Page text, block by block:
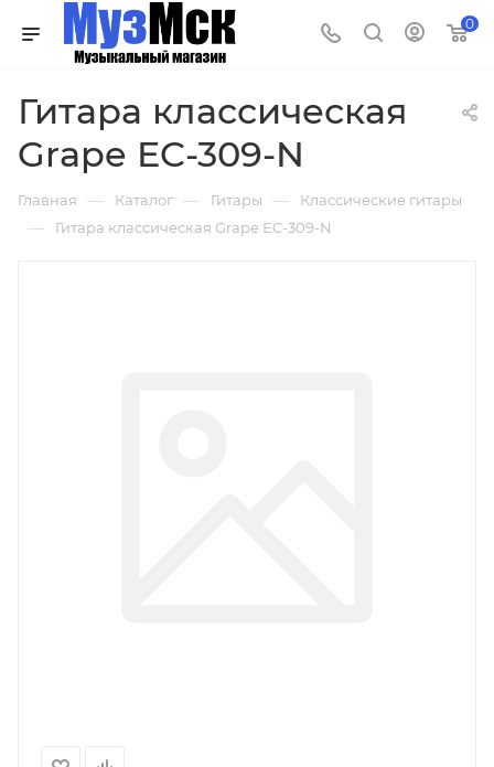
0
Гитара классическая
Grape EC-309-N
Главная — Каталог — Гитары — Классические гитары
— Гитара классическая Grape EC-309-N